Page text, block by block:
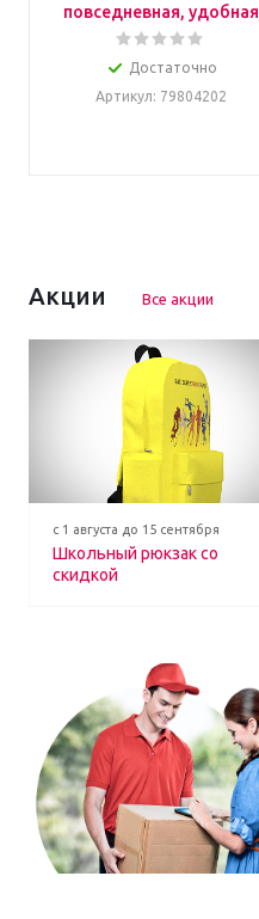
повседневная, удобная
Достаточно
Артикул: 79804202
Акции Все акции
с 1 августа до 15 сентября
Школьный рюкзак со
скидкой